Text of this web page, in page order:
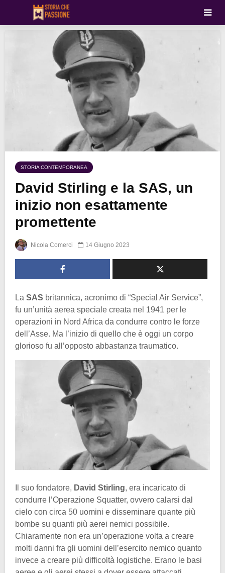
STORIA CONTEMPORANEA
David Stirling e la SAS, un
inizio non esattamente
promettente
Nicola Comerci 14 Giugno 2023
La SAS britannica, acronimo di “Special Air Service”,
fu un’unità aerea speciale creata nel 1941 per le
operazioni in Nord Africa da condurre contro le forze
dell’Asse. Ma l’inizio di quello che è oggi un corpo
glorioso fu all’opposto abbastanza traumatico.
Il suo fondatore, David Stirling, era incaricato di
condurre l’Operazione Squatter, ovvero calarsi dal
cielo con circa 50 uomini e disseminare quante più
bombe su quanti più aerei nemici possibile.
Chiaramente non era un’operazione volta a creare
molti danni fra gli uomini dell’esercito nemico quanto
invece a creare più difficoltà logistiche. Erano le basi